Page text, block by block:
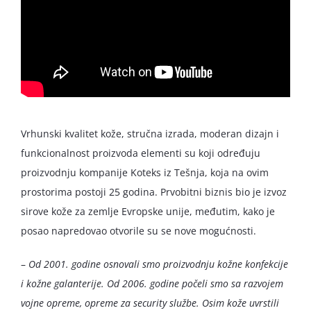
Vrhunski kvalitet kože, stručna izrada, moderan dizajn i
funkcionalnost proizvoda elementi su koji određuju
proizvodnju kompanije Koteks iz Tešnja, koja na ovim
prostorima postoji 25 godina. Prvobitni biznis bio je izvoz
sirove kože za zemlje Evropske unije, međutim, kako je
posao napredovao otvorile su se nove mogućnosti.
– Od 2001. godine osnovali smo proizvodnju kožne konfekcije
i kožne galanterije. Od 2006. godine počeli smo sa razvojem
vojne opreme, opreme za security službe. Osim kože uvrstili